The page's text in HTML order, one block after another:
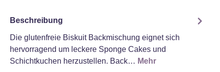
Beschreibung
Die glutenfreie Biskuit Backmischung eignet sich
hervorragend um leckere Sponge Cakes und
Schichtkuchen herzustellen. Back… Mehr